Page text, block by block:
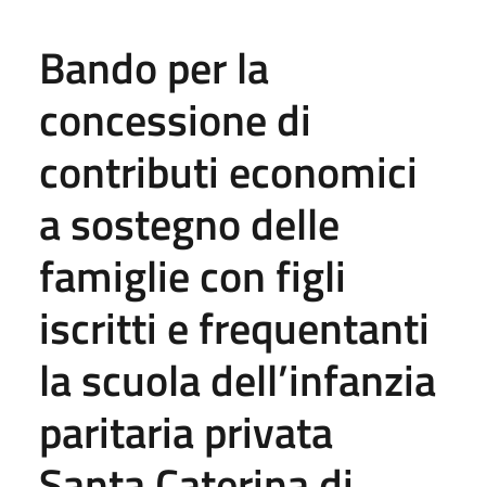
Bando per la
concessione di
contributi economici
a sostegno delle
famiglie con figli
iscritti e frequentanti
la scuola dell’infanzia
paritaria privata